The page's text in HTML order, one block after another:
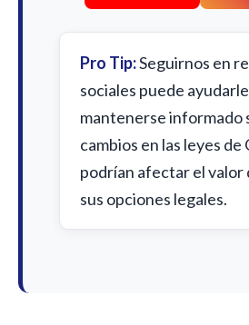
Pro Tip:Seguirnos en
sociales puede
mantenerse informado
cambios en las leyes de
podrían afectar el valor
sus opciones legales.